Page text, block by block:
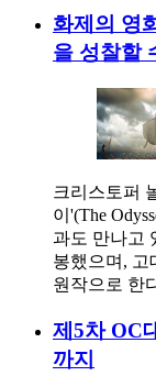
화제의 영
을 성찰할
크리스토퍼
이'(The
과도 만나고
봉했으며, 고
원작으로 한
제5차 OC
까지